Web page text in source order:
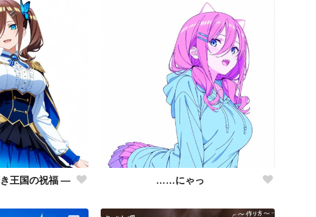
王国の祝福 ― ……にゃっ